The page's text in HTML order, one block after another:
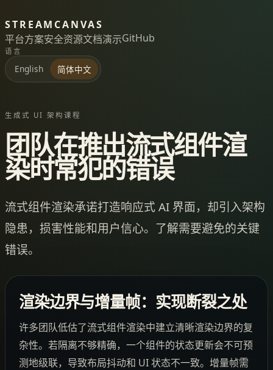
STREAMCANVAS
平台方案安全资源文档演示GitHub
语言
English 简体中文
生成式 UI 架构课程
团队在推出流式组件渲
染时常犯的错误
流式组件渲染承诺打造响应式 AI 界面，却引入架构
隐患，损害性能和用户信心。了解需要避免的关键
错误。
渲染边界与增量帧：实现断裂之处
许多团队低估了流式组件渲染中建立清晰渲染边界的复
杂性。若隔离不够精确，一个组件的状态更新会不可预
测地级联，导致布局抖动和 UI 状态不一致。增量帧需